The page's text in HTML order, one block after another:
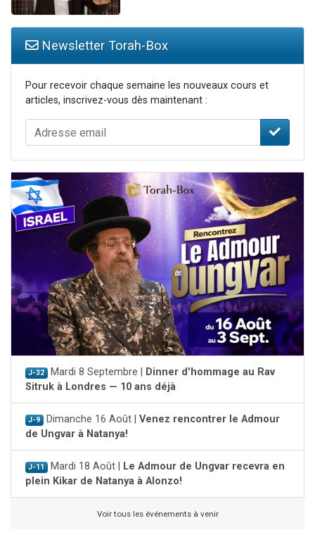
Newsletter Torah-Box
Pour recevoir chaque semaine les nouveaux cours et
articles, inscrivez-vous dès maintenant :
J-32 Mardi 8 Septembre |
Dinner d'hommage au Rav
Sitruk à Londres — 10 ans déjà
J-9 Dimanche 16 Août | Venez rencontrer le Admour
de Ungvar à Natanya!
J-11 Mardi 18 Août |
Le Admour de Ungvar recevra en
plein Kikar de Natanya à Alonzo!
Voir tous les événements à venir